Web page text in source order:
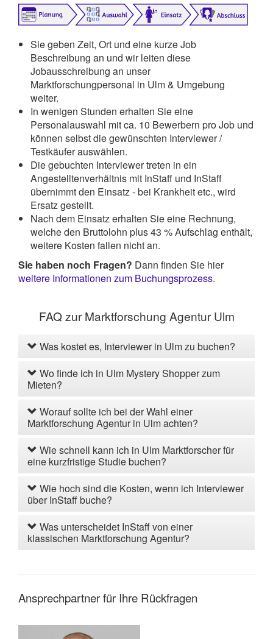
Sie geben Zeit, Ort und eine kurze Job
Beschreibung an und wir leiten diese
Jobausschreibung an unser
Marktforschungpersonal in Ulm & Umgebung
weiter.
In wenigen Stunden erhalten Sie eine
Personalauswahl mit ca. 10 Bewerbern pro Job und
können selbst die gewünschten Interviewer /
Testkäufer auswählen.
Die gebuchten Interviewer treten in ein
Angestelltenverhältnis mit InStaff und InStaff
übernimmt den Einsatz - bei Krankheit etc., wird
Ersatz gestellt.
Nach dem Einsatz erhalten Sie eine Rechnung,
welche den Bruttolohn plus 43 % Aufschlag enthält,
weitere Kosten fallen nicht an.
Sie haben noch Fragen? Dann finden Sie hier
weitere Informationen zum Buchungsprozess.
FAQ zur Marktforschung Agentur Ulm
Was kostet es, Interviewer in Ulm zu buchen?
Wo finde ich in Ulm Mystery Shopper zum
Mieten?
Worauf sollte ich bei der Wahl einer
Marktforschung Agentur in Ulm achten?
Wie schnell kann ich in Ulm Marktforscher für
eine kurzfristige Studie buchen?
Wie hoch sind die Kosten, wenn ich Interviewer
über InStaff buche?
Was unterscheidet InStaff von einer
klassischen Marktforschung Agentur?
Ansprechpartner für Ihre Rückfragen